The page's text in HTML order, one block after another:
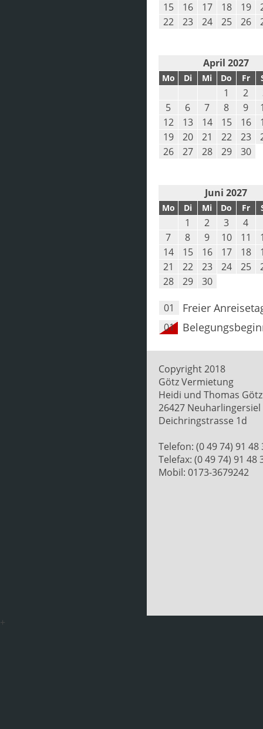
15
16 17 18 19
22
23 24 25 26
April 2027
Mo Di Mi Do Fr
1 2
5
6 7 8 9
12
13 14 15 16
19
20 21 22 23
26
27 28 29 30
Juni 2027
Mo Di Mi Do Fr
1 2 3 4
7
8 9 10 11
14
15 16 17 18
21
22 23 24 25
28
29 30
01 Freier
01
Copyright 2018
Götz Vermietung
Heidi und Thomas Götz
26427 Neuharlingersiel
Deichringstrasse 1d
Telefon: (0 49 74) 91 48
Telefax: (0 49 74) 91 48
Mobil: 0173-3679242
+